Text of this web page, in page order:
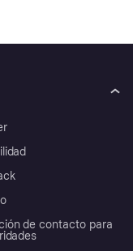
de contacto para